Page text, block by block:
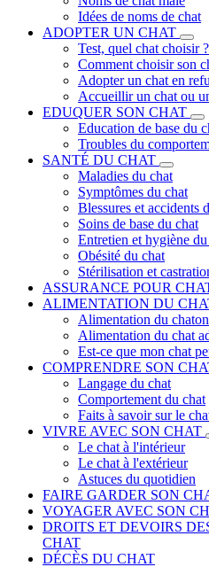
Idées de noms de chat
ADOPTER UN CHAT
Test, quel chat choisir ?
Comment choisir son
Adopter un chat en
Accueillir un chat ou
EDUQUER SON CHAT
Education de base du
Troubles du
SANTÉ DU CHAT
Maladies du chat
Symptômes du chat
Blessures et accidents
Soins de base du chat
Entretien et hygiène
Obésité du chat
Stérilisation et
ASSURANCE POUR
ALIMENTATION DU
Alimentation du chaton
Alimentation du chat
Est-ce que mon chat
COMPRENDRE SON
Langage du chat
Comportement du chat
Faits à savoir sur le
VIVRE AVEC SON CHAT
Le chat à l'intérieur
Le chat à l'extérieur
Astuces du quotidien
FAIRE GARDER SON
VOYAGER AVEC SON
DROITS ET DEVOIRS
CHAT
DÉCÈS DU CHAT